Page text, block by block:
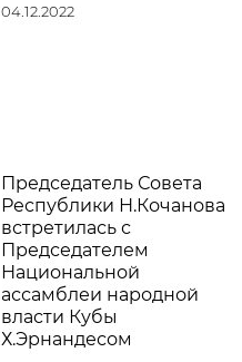
04.12.2022
Председатель Совета
Республики Н.Кочанова
встретилась с
Председателем
Национальной
ассамблеи народной
власти Кубы
Х.Эрнандесом